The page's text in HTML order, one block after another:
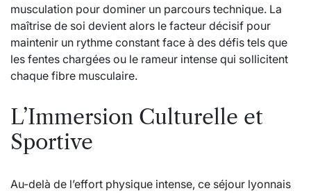
musculation pour dominer un parcours technique. La
maîtrise de soi devient alors le facteur décisif pour
maintenir un rythme constant face à des défis tels que
les fentes chargées ou le rameur intense qui sollicitent
chaque fibre musculaire.
L’Immersion Culturelle et
Sportive
Au-delà de l’effort physique intense, ce séjour lyonnais